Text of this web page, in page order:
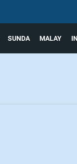
SUNDA MALAY